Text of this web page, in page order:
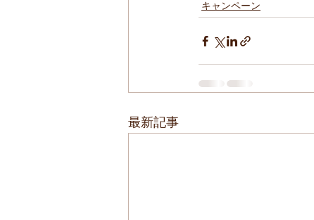
キャンペーン
最新記事